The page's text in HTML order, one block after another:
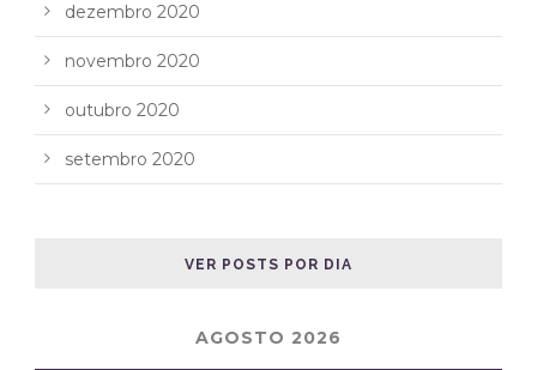
dezembro 2020
novembro 2020
outubro 2020
setembro 2020
VER POSTS POR DIA
AGOSTO 2026